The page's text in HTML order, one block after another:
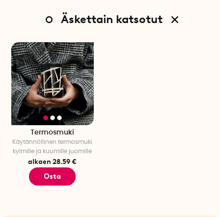
Äskettain katsotut
Termosmuki
Käytännöllinen termosmuki
kylmille ja kuumille juomille
alkaen 28.59 €
Osta